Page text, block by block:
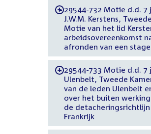
-29544-732 Motie d.d. 7
J.W.M. Kerstens,
Motie van het lid
arbeidsovereenkomst
afronden van een stage
-29544-733 Motie d.d. 7
Ulenbelt, Tweede
van de leden Ulenbelt
over het buiten
de
Frankrijk